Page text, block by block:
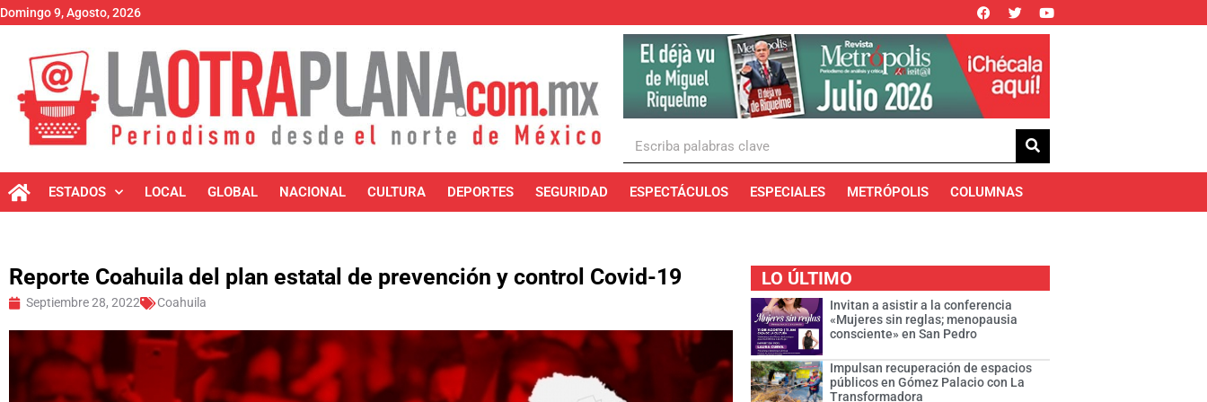
Domingo 9, Agosto, 2026
ESTADOS LOCAL GLOBAL NACIONAL CULTURA DEPORTES SEGURIDAD ESPECTÁCULOS ESPECIALES METRÓPOLIS COLUMNAS
Reporte Coahuila del plan estatal de prevención y control Covid-19
Septiembre 28, 2022 Coahuila
LO ÚLTIMO
Invitan a asistir a la conferencia
«Mujeres sin reglas; menopausia
consciente» en San Pedro
Impulsan recuperación de espacios
públicos en Gómez Palacio con La
Transformadora